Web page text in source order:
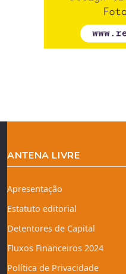
ANTENA LIVRE
Apresentação
Estatuto editorial
Detentores de Capital
Fluxos Financeiros 2024
Política de Privacidade